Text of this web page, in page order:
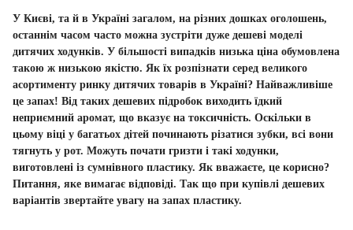
У Києві, та й в Україні загалом, на різних дошках оголошень,
останнім часом часто можна зустріти дуже дешеві моделі
дитячих ходунків. У більшості випадків низька ціна обумовлена
​​такою ж низькою якістю. Як їх розпізнати серед великого
асортименту ринку дитячих товарів в Україні? Найважливіше
це запах! Від таких дешевих підробок виходить їдкий
неприємний аромат, що вказує на токсичність. Оскільки в
цьому віці у багатьох дітей починають різатися зубки, всі вони
тягнуть у рот. Можуть почати гризти і такі ходунки,
виготовлені із сумнівного пластику. Як вважаєте, це корисно?
Питання, яке вимагає відповіді. Так що при купівлі дешевих
варіантів звертайте увагу на запах пластику.